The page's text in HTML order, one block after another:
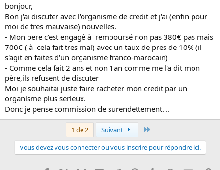
bonjour,
Bon j'ai discuter avec l'organisme de credit et j'ai (enfin pour
moi de tres mauvaise) nouvelles.
- Mon pere c'est engagé à remboursé non pas 380€ pas mais
700€ (là cela fait tres mal) avec un taux de pres de 10% (il
s'agit en faites d'un organisme franco-marocain)
- Comme cela fait 2 ans et non 1an comme me l'a dit mon
père,ils refusent de discuter
Moi je souhaitai juste faire racheter mon credit par un
organisme plus serieux.
Donc je pense commission de surendettement....
1 de 2 Suivant
Vous devez vous connecter ou vous inscrire pour répondre ici.